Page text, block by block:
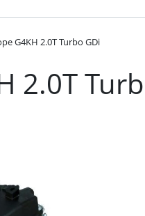
G4KH 2.0T Turbo GDi
2.0T